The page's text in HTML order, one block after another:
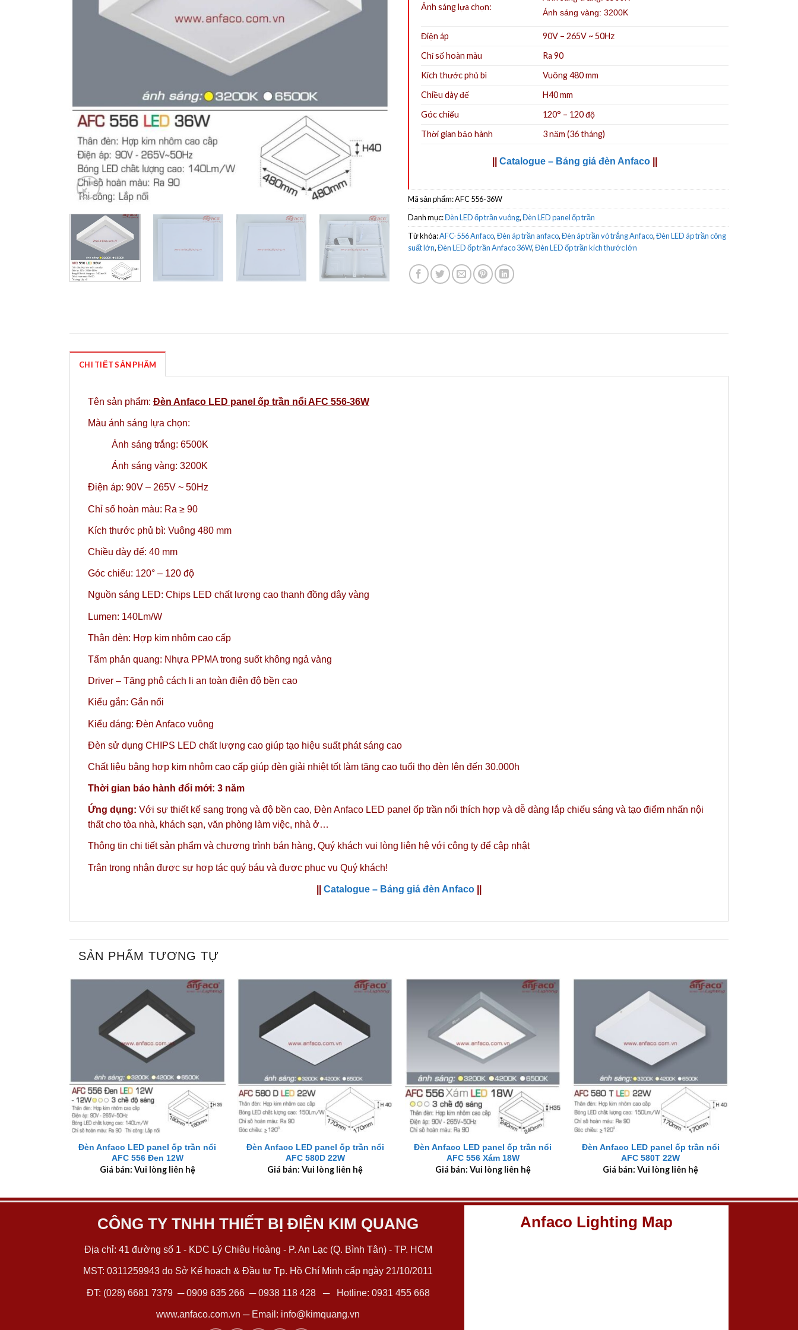
Ánh sáng lựa chọn:
Ánh sáng vàng: 3200K
Điện áp
90V – 265V ~ 50Hz
Chỉ số hoàn màu
Ra 90
Kích thước phủ bì
Vuông 480 mm
Chiều dày đế
H40 mm
Góc chiếu
120° – 120 độ
Thời gian bảo hành
3 năm (36 tháng)
Catalogue – Bảng giá đèn Anfaco
Mã sản phẩm:AFC 556-36W
Danh mục:Đèn LED ốp trần vuông,Đèn LED panel ốp trần
Từ khóa:AFC-556 Anfaco,Đèn áp trần anfaco,Đèn áp trần vỏ trắng Anfaco,Đèn LED áp trần công
suất lớn,Đèn LED ốp trần Anfaco 36W,Đèn LED ốp trần kích thước lớn
CHI TIẾT SẢN PHẨM
Tên sản phẩm: Đèn Anfaco LED panel ốp trần nổi AFC 556-36W
Màu ánh sáng lựa chọn:
Ánh sáng trắng: 6500K
Ánh sáng vàng: 3200K
Điện áp: 90V – 265V ~ 50Hz
Chỉ số hoàn màu: Ra ≥ 90
Kích thước phủ bì: Vuông 480 mm
Chiều dày đế: 40 mm
Góc chiếu: 120° – 120 độ
Nguồn sáng LED: Chips LED chất lượng cao thanh đồng dây vàng
Lumen: 140Lm/W
Thân đèn: Hợp kim nhôm cao cấp
Tấm phản quang: Nhựa PPMA trong suốt không ngả vàng
Driver – Tăng phô cách li an toàn điện độ bền cao
Kiểu gắn: Gắn nổi
Kiểu dáng: Đèn Anfaco vuông
Đèn sử dụng CHIPS LED chất lượng cao giúp tạo hiệu suất phát sáng cao
Chất liệu bằng hợp kim nhôm cao cấp giúp đèn giải nhiệt tốt làm tăng cao tuổi thọ đèn lên đến 30.000h
Thời gian bảo hành đổi mới: 3 năm
Ứng dụng: Với sự thiết kế sang trọng và độ bền cao, Đèn Anfaco LED panel ốp trần nổi thích hợp và dễ dàng lắp chiếu sáng và tạo điểm nhấn nội
thất cho tòa nhà, khách sạn, văn phòng làm việc, nhà ở…
Thông tin chi tiết sản phẩm và chương trình bán hàng, Quý khách vui lòng liên hệ với công ty để cập nhật
Trân trọng nhận được sự hợp tác quý báu và được phục vụ Quý khách!
Catalogue – Bảng giá đèn Anfaco
SẢN PHẨM TƯƠNG TỰ
+
Đèn Anfaco LED panel ốp trần nổi
AFC 556 Đen 12W
Giá bán: Vui lòng liên hệ
+
Đèn Anfaco LED panel ốp trần nổi
AFC 580D 22W
Giá bán: Vui lòng liên hệ
+
Đèn Anfaco LED panel ốp trần nổi
AFC 556 Xám 18W
Giá bán: Vui lòng liên hệ
+
Đèn Anfaco LED panel ốp trần nổi
AFC 580T 22W
Giá bán: Vui lòng liên hệ
CÔNG TY TNHH THIẾT BỊ ĐIỆN KIM QUANG
Địa chỉ: 41 đường số 1 - KDC Lý Chiêu Hoàng - P. An Lạc (Q. Bình Tân) - TP. HCM
MST: 0311259943 do Sở Kế hoạch & Đầu tư Tp. Hồ Chí Minh cấp ngày 21/10/2011
ĐT: (028) 6681 7379 ─0909 635 266─0938 118 428─ Hotline: 0931 455 668
www.anfaco.com.vn ─ Email: info@kimquang.vn
Anfaco Lighting Map